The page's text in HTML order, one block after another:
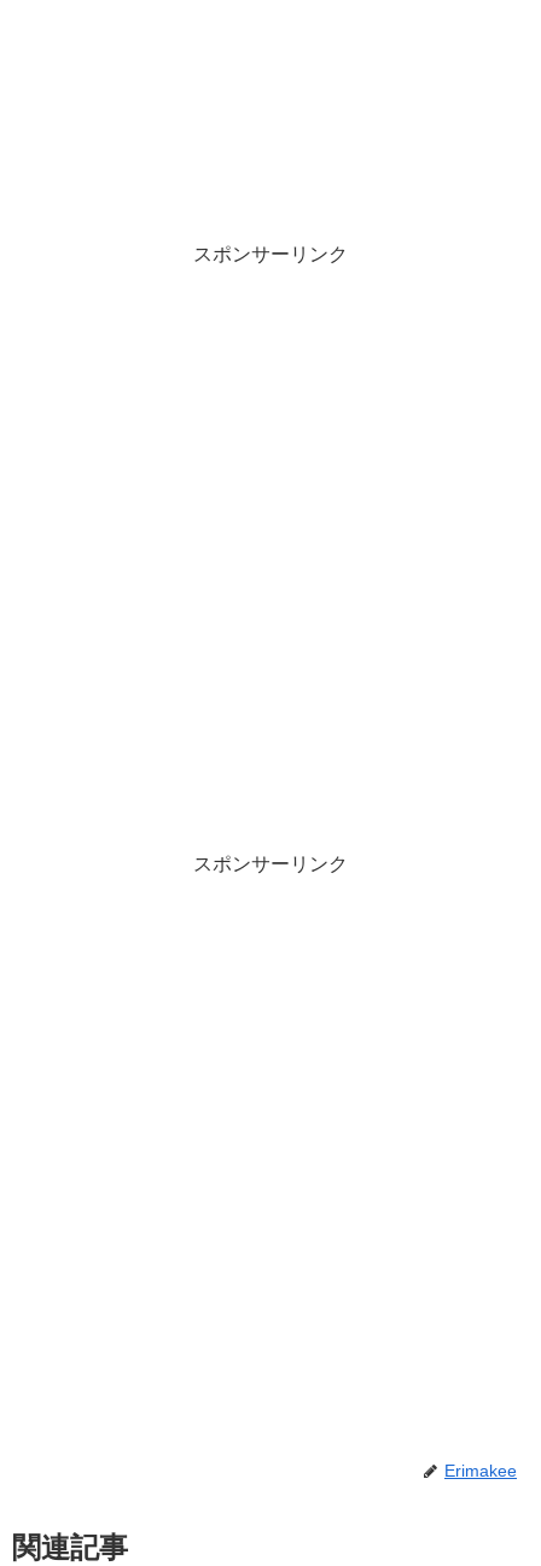
スポンサーリンク
スポンサーリンク
Erimakee
関連記事